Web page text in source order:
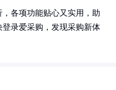
各项功能贴心又实用，助
录爱采购，发现采购新体